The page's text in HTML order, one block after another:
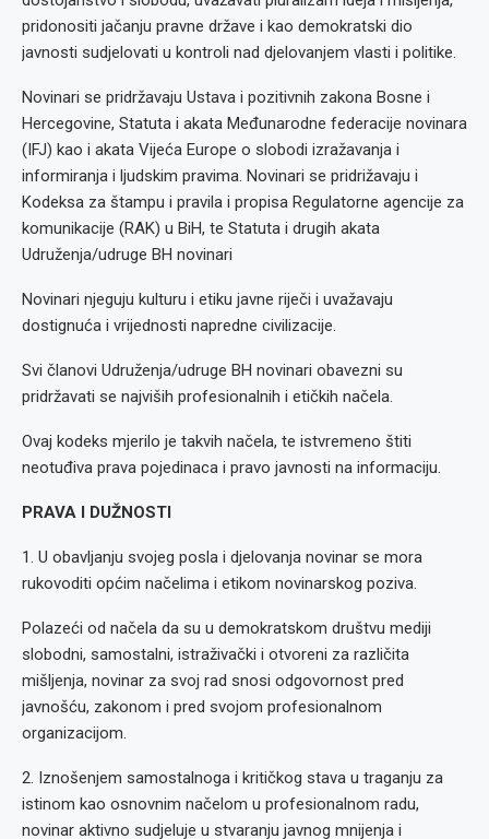
pridonositi jačanju pravne države i kao demokratski dio
javnosti sudjelovati u kontroli nad djelovanjem vlasti i politike.
Novinari se pridržavaju Ustava i pozitivnih zakona Bosne i
Hercegovine, Statuta i akata Međunarodne federacije novinara
(IFJ) kao i akata Vijeća Europe o slobodi izražavanja i
informiranja i ljudskim pravima. Novinari se pridrižavaju i
Kodeksa za štampu i pravila i propisa Regulatorne agencije za
komunikacije (RAK) u BiH, te Statuta i drugih akata
Udruženja/udruge BH novinari
Novinari njeguju kulturu i etiku javne riječi i uvažavaju
dostignuća i vrijednosti napredne civilizacije.
Svi članovi Udruženja/udruge BH novinari obavezni su
pridržavati se najviših profesionalnih i etičkih načela.
Ovaj kodeks mjerilo je takvih načela, te istvremeno štiti
neotuđiva prava pojedinaca i pravo javnosti na informaciju.
PRAVA I DUŽNOSTI
1. U obavljanju svojeg posla i djelovanja novinar se mora
rukovoditi općim načelima i etikom novinarskog poziva.
Polazeći od načela da su u demokratskom društvu mediji
slobodni, samostalni, istraživački i otvoreni za različita
mišljenja, novinar za svoj rad snosi odgovornost pred
javnošću, zakonom i pred svojom profesionalnom
organizacijom.
2. Iznošenjem samostalnoga i kritičkog stava u traganju za
istinom kao osnovnim načelom u profesionalnom radu,
novinar aktivno sudjeluje u stvaranju javnog mnijenja i